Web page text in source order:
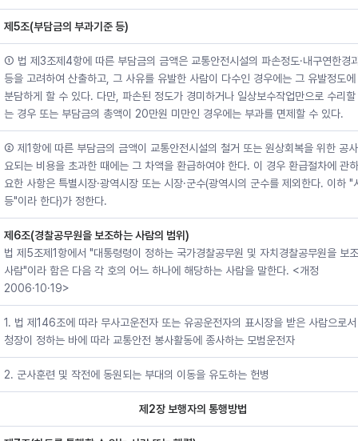
제5조(부담금의 부과기준 등)
① 법 제3조제4항에 따른 부담금의 금액은 교통안전시설의 파손정도·내구연한경
등을 고려하여 산출하고, 그 사유를 유발한 사람이 다수인 경우에는 그 유발정도
분담하게 할 수 있다. 다만, 파손된 정도가 경미하거나 일상보수작업만으로 수리
는 경우 또는 부담금의 총액이 20만원 미만인 경우에는 부과를 면제할 수 있다.
② 제1항에 따른 부담금의 금액이 교통안전시설의 철거 또는 원상회복을 위한 공
요되는 비용을 초과한 때에는 그 차액을 환급하여야 한다. 이 경우 환급절차에 관
요한 사항은 특별시장·광역시장 또는 시장·군수(광역시의 군수를 제외한다. 이하 "
등"이라 한다)가 정한다.
제6조(경찰공무원을 보조하는 사람의 범위)
법 제5조제1항에서 "대통령령이 정하는 국가경찰공무원 및 자치경찰공무원을 보
사람"이라 함은 다음 각 호의 어느 하나에 해당하는 사람을 말한다. <개정
2006·10·19>
1. 법 제146조에 따라 무사고운전자 또는 유공운전자의 표시장을 받은 사람으로
청장이 정하는 바에 따라 교통안전 봉사활동에 종사하는 모범운전자
2. 군사훈련 및 작전에 동원되는 부대의 이동을 유도하는 헌병
제2장 보행자의 통행방법